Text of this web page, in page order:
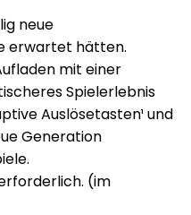
neue
erwartet hätten.
mit einer
Spielerlebnis
Auslösetasten¹ und
Generation